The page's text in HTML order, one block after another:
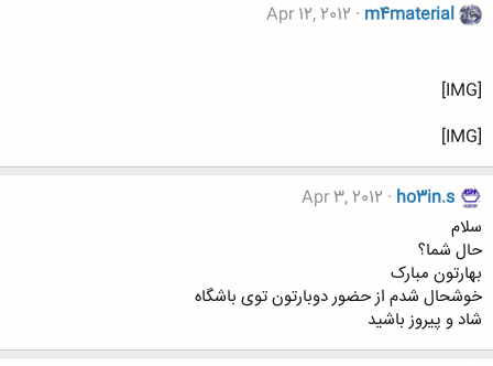
m4material
Apr 12, 2012
[IMG]
[IMG]
ho3in.s
Apr 3, 2012
سلام
حال شما؟
بهارتون مبارک
خوشحال شدم از حضور دوبارتون توی باشگاه
شاد و پیروز باشید